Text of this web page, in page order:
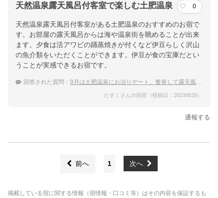
天然温泉露天風呂付客室で楽しむ土肥温泉 0
天然温泉露天風呂付客室がある土肥温泉のおすすめのお宿で
す。お部屋の露天風呂からは海や温泉街を眺めることが出来
ます。夕食は活アワビの踊蒸焼きが付くなど伊豆らしく沢山
の魚介類をいただくことができます。伊豆が食の宝庫だとい
うことが実感できるお宿です。
回答された質問： 9月は土肥温泉にお泊りデート。奮発して露天風呂付き客室の宿に泊まりたい！
たすくさんの回答（投稿日：2023/8/29）
通報する
前へ 1 次へ
掲載している宿に関する情報（宿情報・口コミ等）はその内容を保証するも